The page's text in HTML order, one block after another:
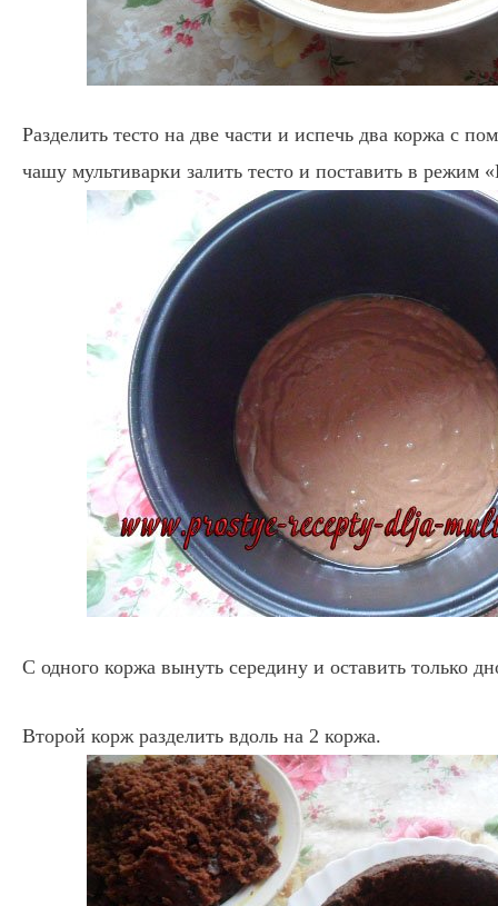
Разделить тесто на две части и испечь два коржа с
чашу мультиварки залить тесто и поставить в режим
С одного коржа вынуть середину и оставить только
Второй корж разделить вдоль на 2 коржа.